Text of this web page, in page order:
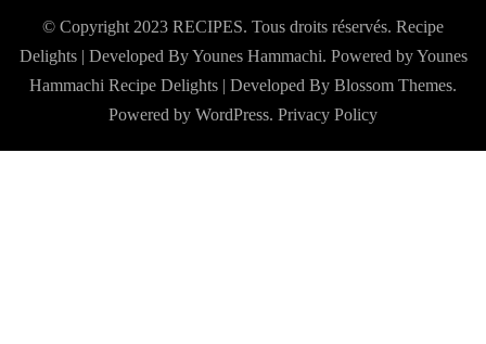
© Copyright 2023 RECIPES. Tous droits réservés. Recipe
Delights | Developed By Younes Hammachi. Powered by Younes
Hammachi Recipe Delights | Developed By Blossom Themes.
Powered by WordPress. Privacy Policy